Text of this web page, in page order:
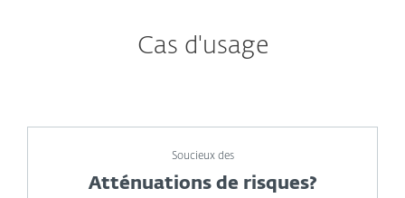
Cas d'usage
Soucieux des
Atténuations de risques?